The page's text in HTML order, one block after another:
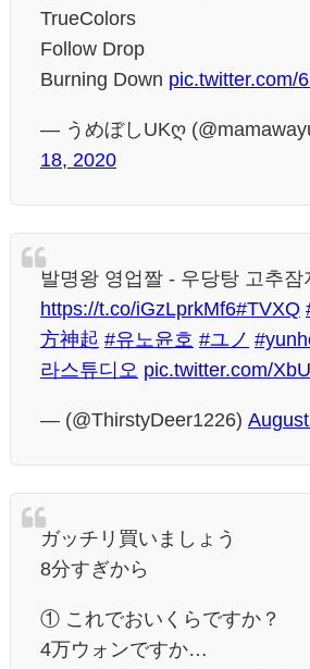
TrueColors
Follow Drop
Burning Down pic.twitter.com/
— うめぼしUKღ
18, 2020
발명왕 영업짤 - 우당탕 고추잠
https://t.co/iGzLprkMf6#TVXQ
方神起 #유노윤호 #ユノ
라스튜디오 pic.twitter.com/
— (@ThirstyDeer1226)
ガッチリ買いましょう
8分すぎから
① これでおいくらですか？
4万ウォンですか…